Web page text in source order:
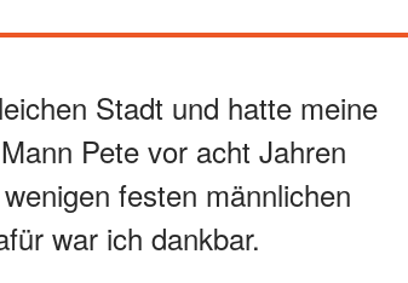
Stadt und hatte meine
Pete vor acht Jahren
festen männlichen
war ich dankbar.